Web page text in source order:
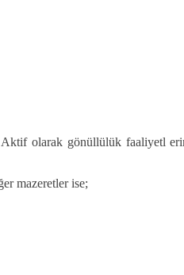
olarak gönüllülük faaliyetl
mazeretler ise;